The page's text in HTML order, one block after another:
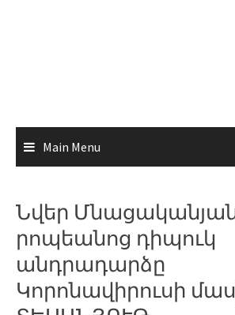
Main Menu
Նվեր
րոպեանոց դիպուկ
անդրադարձը
Կորոնավիրուսի